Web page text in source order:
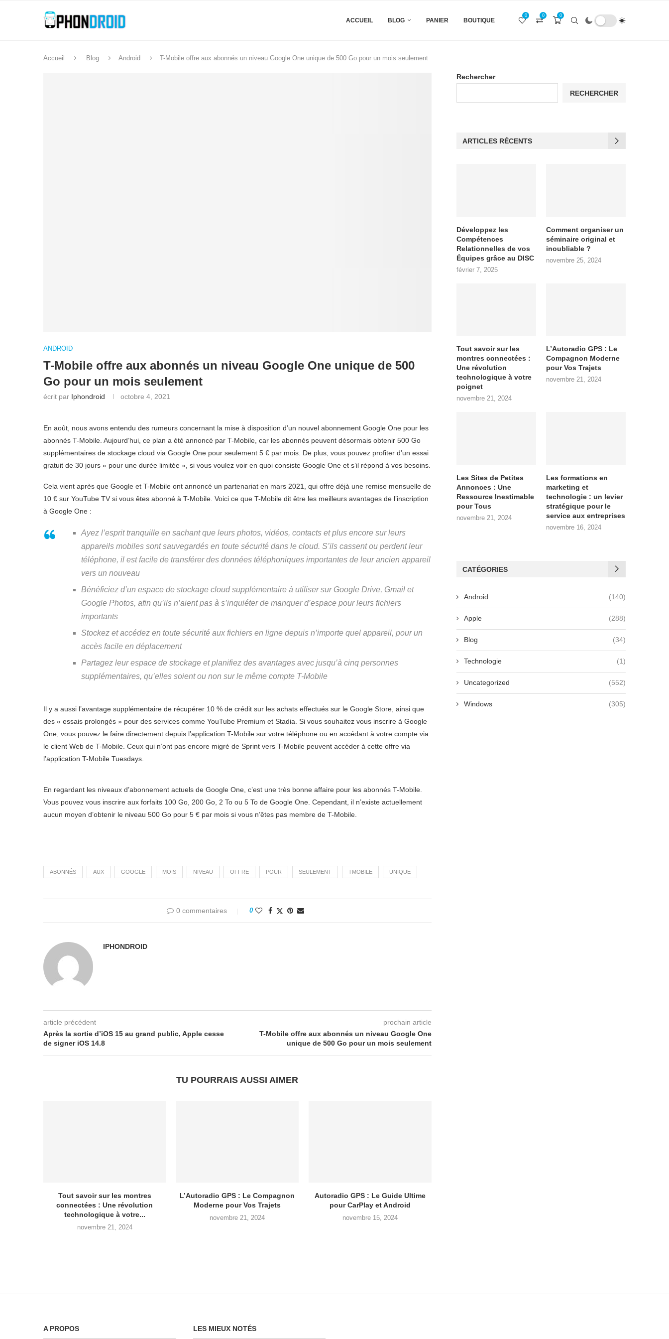
ACCUEIL BLOG PANIER BOUTIQUE
0
0
0
Accueil Blog Android T-Mobile offre aux abonnés un niveau Google One unique de 500 Go pour un mois seulement
ANDROID
T-Mobile offre aux abonnés un niveau Google One unique de 500
Go pour un mois seulement
écrit par Iphondroid octobre 4, 2021
En août, nous avons entendu des rumeurs concernant la mise à disposition d’un nouvel abonnement Google One pour les
abonnés T-Mobile. Aujourd’hui, ce plan a été annoncé par T-Mobile, car les abonnés peuvent désormais obtenir 500 Go
supplémentaires de stockage cloud via Google One pour seulement 5 € par mois. De plus, vous pouvez profiter d’un essai
gratuit de 30 jours « pour une durée limitée », si vous voulez voir en quoi consiste Google One et s’il répond à vos besoins.
Cela vient après que Google et T-Mobile ont annoncé un partenariat en mars 2021, qui offre déjà une remise mensuelle de
10 € sur YouTube TV si vous êtes abonné à T-Mobile. Voici ce que T-Mobile dit être les meilleurs avantages de l’inscription
à Google One :
Ayez l’esprit tranquille en sachant que leurs photos, vidéos, contacts et plus encore sur leurs
appareils mobiles sont sauvegardés en toute sécurité dans le cloud. S’ils cassent ou perdent leur
téléphone, il est facile de transférer des données téléphoniques importantes de leur ancien appareil
vers un nouveau
Bénéficiez d’un espace de stockage cloud supplémentaire à utiliser sur Google Drive, Gmail et
Google Photos, afin qu’ils n’aient pas à s’inquiéter de manquer d’espace pour leurs fichiers
importants
Stockez et accédez en toute sécurité aux fichiers en ligne depuis n’importe quel appareil, pour un
accès facile en déplacement
Partagez leur espace de stockage et planifiez des avantages avec jusqu’à cinq personnes
supplémentaires, qu’elles soient ou non sur le même compte T-Mobile
Il y a aussi l’avantage supplémentaire de récupérer 10 % de crédit sur les achats effectués sur le Google Store, ainsi que
des « essais prolongés » pour des services comme YouTube Premium et Stadia. Si vous souhaitez vous inscrire à Google
One, vous pouvez le faire directement depuis l’application T-Mobile sur votre téléphone ou en accédant à votre compte via
le client Web de T-Mobile. Ceux qui n’ont pas encore migré de Sprint vers T-Mobile peuvent accéder à cette offre via
l’application T-Mobile Tuesdays.
En regardant les niveaux d’abonnement actuels de Google One, c’est une très bonne affaire pour les abonnés T-Mobile.
Vous pouvez vous inscrire aux forfaits 100 Go, 200 Go, 2 To ou 5 To de Google One. Cependant, il n’existe actuellement
aucun moyen d’obtenir le niveau 500 Go pour 5 € par mois si vous n’êtes pas membre de T-Mobile.
ABONNÉS AUX GOOGLE MOIS NIVEAU OFFRE POUR SEULEMENT TMOBILE UNIQUE
0 commentaires 0
IPHONDROID
article précédent
Après la sortie d’iOS 15 au grand public, Apple cesse
de signer iOS 14.8
prochain article
T-Mobile offre aux abonnés un niveau Google One
unique de 500 Go pour un mois seulement
TU POURRAIS AUSSI AIMER
Tout savoir sur les montres
connectées : Une révolution
technologique à votre...
novembre 21, 2024
L’Autoradio GPS : Le Compagnon
Moderne pour Vos Trajets
novembre 21, 2024
Autoradio GPS : Le Guide Ultime
pour CarPlay et Android
novembre 15, 2024
Rechercher
RECHERCHER
ARTICLES RÉCENTS
Développez les
Compétences
Relationnelles de vos
Équipes grâce au DISC
février 7, 2025
Comment organiser un
séminaire original et
inoubliable ?
novembre 25, 2024
Tout savoir sur les
montres connectées :
Une révolution
technologique à votre
poignet
novembre 21, 2024
L’Autoradio GPS : Le
Compagnon Moderne
pour Vos Trajets
novembre 21, 2024
Les Sites de Petites
Annonces : Une
Ressource Inestimable
pour Tous
novembre 21, 2024
Les formations en
marketing et
technologie : un levier
stratégique pour le
service aux entreprises
novembre 16, 2024
CATÉGORIES
Android (140)
Apple (288)
Blog (34)
Technologie (1)
Uncategorized (552)
Windows (305)
A PROPOS LES MIEUX NOTÉS